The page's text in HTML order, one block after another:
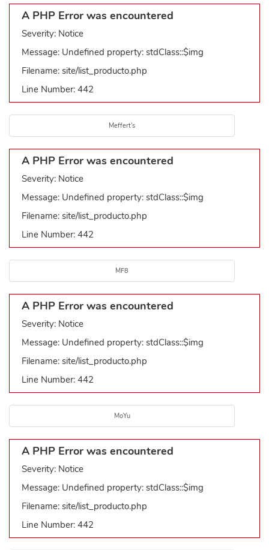
A PHP Error was encountered
Severity: Notice
Message: Undefined property: stdClass::$img
Filename: site/list_producto.php
Line Number: 442
Meffert's
A PHP Error was encountered
Severity: Notice
Message: Undefined property: stdClass::$img
Filename: site/list_producto.php
Line Number: 442
MF8
A PHP Error was encountered
Severity: Notice
Message: Undefined property: stdClass::$img
Filename: site/list_producto.php
Line Number: 442
MoYu
A PHP Error was encountered
Severity: Notice
Message: Undefined property: stdClass::$img
Filename: site/list_producto.php
Line Number: 442